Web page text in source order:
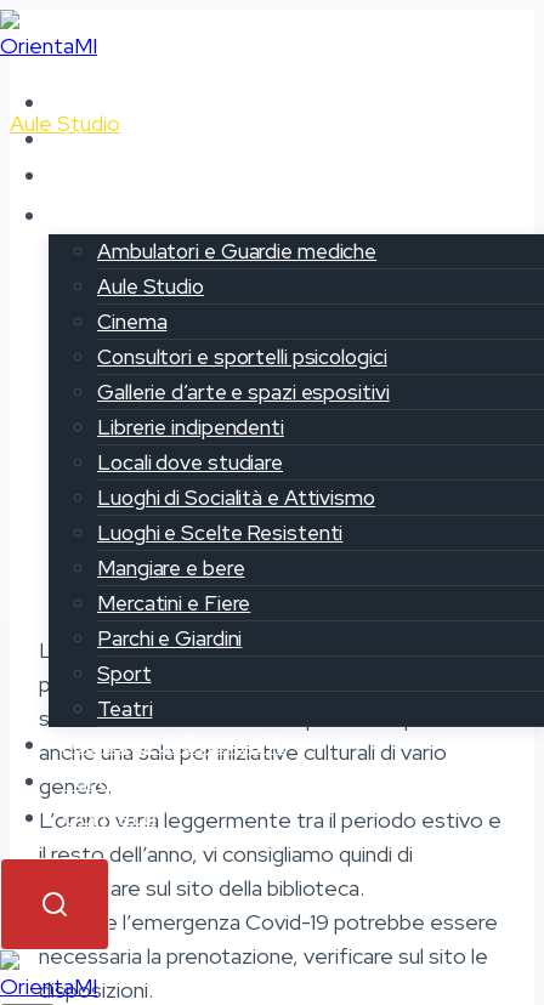
Salta
al
contenuto
Chi siamo
Ambulatori e Guardie mediche
Aule Studio
Cinema
Consultori e sportelli psicologici
Gallerie d’arte e spazi espositivi
Librerie indipendenti
Locali dove studiare
Luoghi di Socialità e Attivismo
Luoghi e Scelte Resistenti
Mangiare e bere
Mercatini e Fiere
Parchi e Giardini
Sport
Teatri
I consigli di OrientaMi
Partecipa
Contatti
Aule Studio
Biblioteca
Gallaratese
La biblioteca Gallaratese è dotata di oltre 100
posti per lo studio, la consultazione e la lettura,
suddivisi in 3 sale. Inoltre lo spazio comprende
anche una sala per iniziative culturali di vario
genere.
L’orario varia leggermente tra il periodo estivo e
il resto dell’anno, vi consigliamo quindi di
controllare sul sito della biblioteca.
Durante l’emergenza Covid-19 potrebbe essere
necessaria la prenotazione, verificare sul sito le
disposizioni.